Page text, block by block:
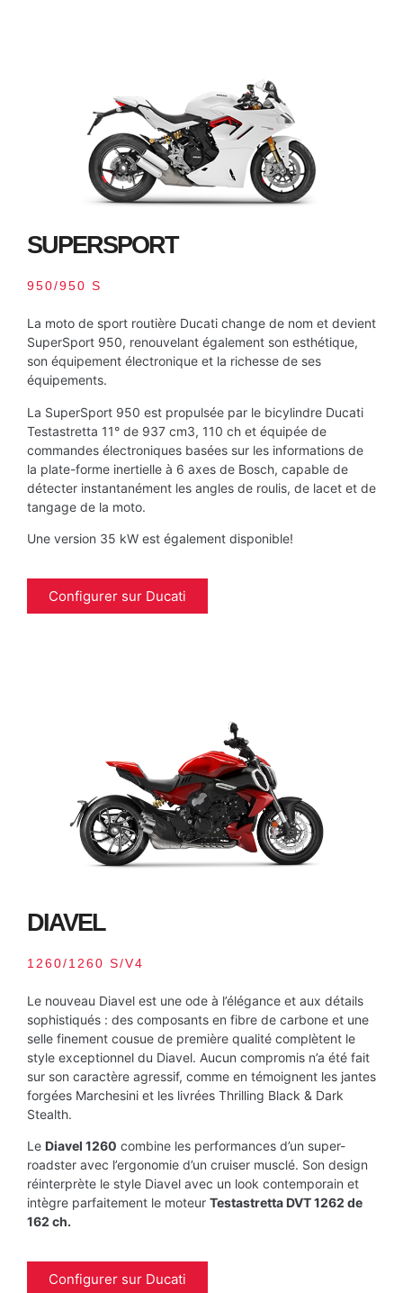
SUPERSPORT
950/950 S
La moto de sport routière Ducati change de nom et devient
SuperSport 950, renouvelant également son esthétique,
son équipement électronique et la richesse de ses
équipements.
La SuperSport 950 est propulsée par le bicylindre Ducati
Testastretta 11° de 937 cm3, 110 ch et équipée de
commandes électroniques basées sur les informations de
la plate-forme inertielle à 6 axes de Bosch, capable de
détecter instantanément les angles de roulis, de lacet et de
tangage de la moto.
Une version 35 kW est également disponible!
Configurer sur Ducati
DIAVEL
1260/1260 S/V4
Le nouveau Diavel est une ode à l’élégance et aux détails
sophistiqués : des composants en fibre de carbone et une
selle finement cousue de première qualité complètent le
style exceptionnel du Diavel. Aucun compromis n’a été fait
sur son caractère agressif, comme en témoignent les jantes
forgées Marchesini et les livrées Thrilling Black & Dark
Stealth.
Le Diavel 1260 combine les performances d’un super-
roadster avec l’ergonomie d’un cruiser musclé. Son design
réinterprète le style Diavel avec un look contemporain et
intègre parfaitement le moteur Testastretta DVT 1262 de
162 ch.
Configurer sur Ducati